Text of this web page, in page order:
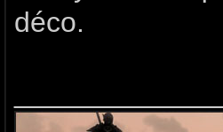
déco.